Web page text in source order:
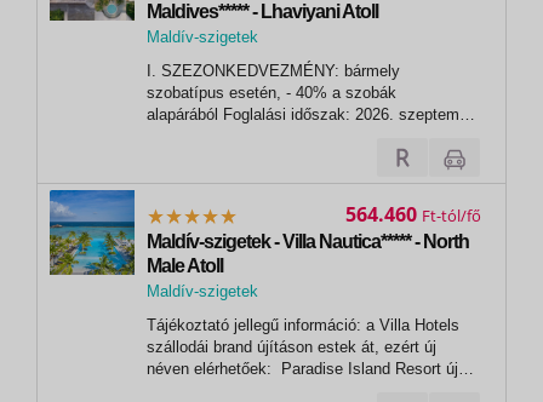
Maldives***** - Lhaviyani Atoll
Maldív-szigetek
I. SZEZONKEDVEZMÉNY: bármely
szobatípus esetén, - 40% a szobák
alapárából Foglalási időszak: 2026. szeptember
2026. december 26. - A kedvezmény a pótágy
árából is levonásra kerül,- további
SZEZONKEDVEZMÉNY: bármely...
Maldív-szigetek - Villa Nautica***** - North
Male Atoll
Maldív-szigetek
Tájékoztató jellegű információ: a Villa Hotels
szállodái brand újításon estek át, ezért új
néven elérhetőek: Paradise Island Resort új
564.460 Ft